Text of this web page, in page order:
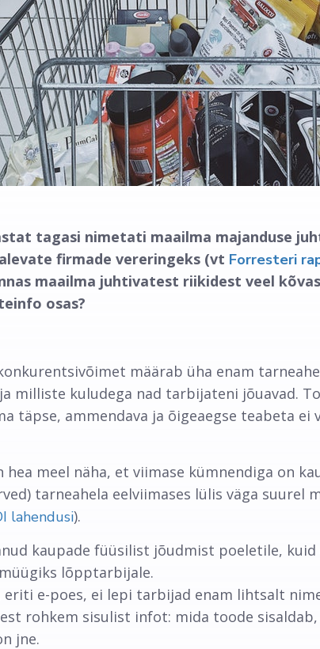
tagasi nimetati maailma majanduse
firmade vereringeks (vt Forresteri
maailma juhtivatest riikidest veel
osas?
määrab üha enam
milliste kuludega nad tarbijateni jõuavad.
täpse, ammendava ja õigeaegse teabeta
hea meel näha, et viimase kümnendiga on
tarneahela eelviimases lülis väga suurel
lahendusi).
kaupade füüsilist jõudmist poeletile,
lõpptarbijale.
e-poes, ei lepi tarbijad enam lihtsalt
rohkem sisulist infot: mida toode
jne.